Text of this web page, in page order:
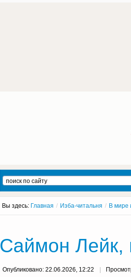
Вы здесь: Главная / Изба-читальня / В мире
Саймон Лейк,
Опубликовано: 22.06.2026, 12:22